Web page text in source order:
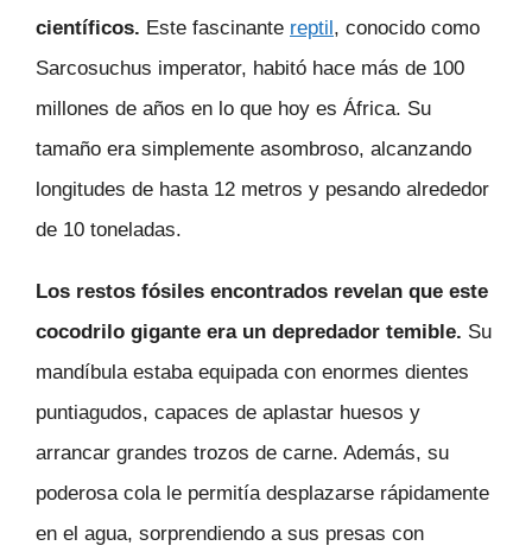
científicos. Este fascinante reptil, conocido como
Sarcosuchus imperator, habitó hace más de 100
millones de años en lo que hoy es África. Su
tamaño era simplemente asombroso, alcanzando
longitudes de hasta 12 metros y pesando alrededor
de 10 toneladas.
Los restos fósiles encontrados revelan que este
cocodrilo gigante era un depredador temible. Su
mandíbula estaba equipada con enormes dientes
puntiagudos, capaces de aplastar huesos y
arrancar grandes trozos de carne. Además, su
poderosa cola le permitía desplazarse rápidamente
en el agua, sorprendiendo a sus presas con